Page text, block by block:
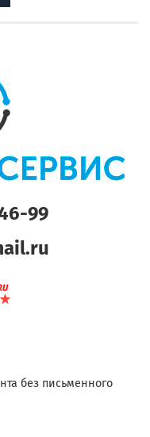
99
без письменного